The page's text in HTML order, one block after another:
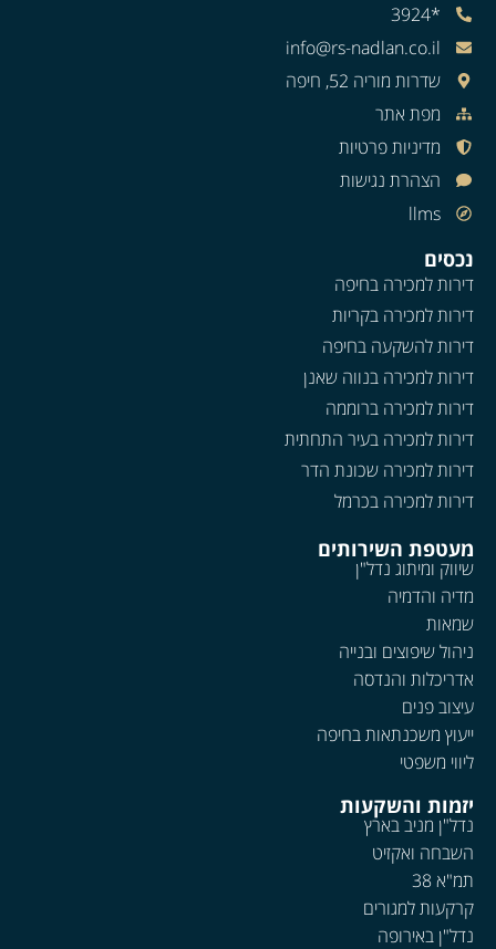
*3924
info@rs-nadlan.co.il
שדרות מוריה 52, חיפה
מפת אתר
מדיניות פרטיות
הצהרת נגישות
llms
נכסים
דירות למכירה בחיפה
דירות למכירה בקריות
דירות להשקעה בחיפה
דירות למכירה בנווה שאנן
דירות למכירה ברוממה
דירות למכירה בעיר התחתית
דירות למכירה שכונת הדר
דירות למכירה בכרמל
מעטפת השירותים
שיווק ומיתוג נדל"ן
מדיה והדמיה
שמאות
ניהול שיפוצים ובנייה
אדריכלות והנדסה
עיצוב פנים
ייעוץ משכנתאות בחיפה
ליווי משפטי
יזמות והשקעות
נדל"ן מניב בארץ
השבחה ואקזיט
תמ"א 38
קרקעות למגורים
נדל"ן באירופה